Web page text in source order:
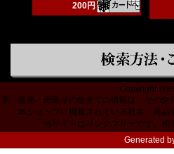
200円
Copyright
・価格・画像その他全ての情報は、その
本ショップに掲載されている社名、商
当サイトはリンクフリーです。相
Generated